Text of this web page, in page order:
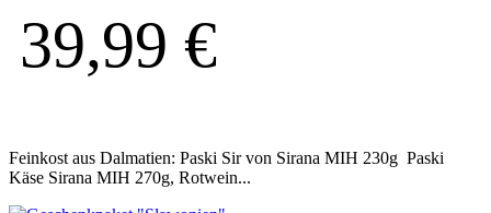
39,99 €
Feinkost aus Dalmatien: Paski Sir von Sirana MIH 230g Paski
Käse Sirana MIH 270g, Rotwein...